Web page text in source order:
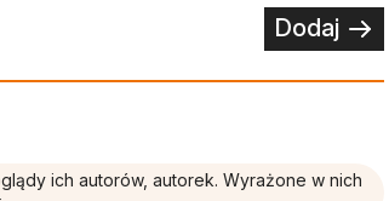
Dodaj
ich autorów, autorek. Wyrażone w nich